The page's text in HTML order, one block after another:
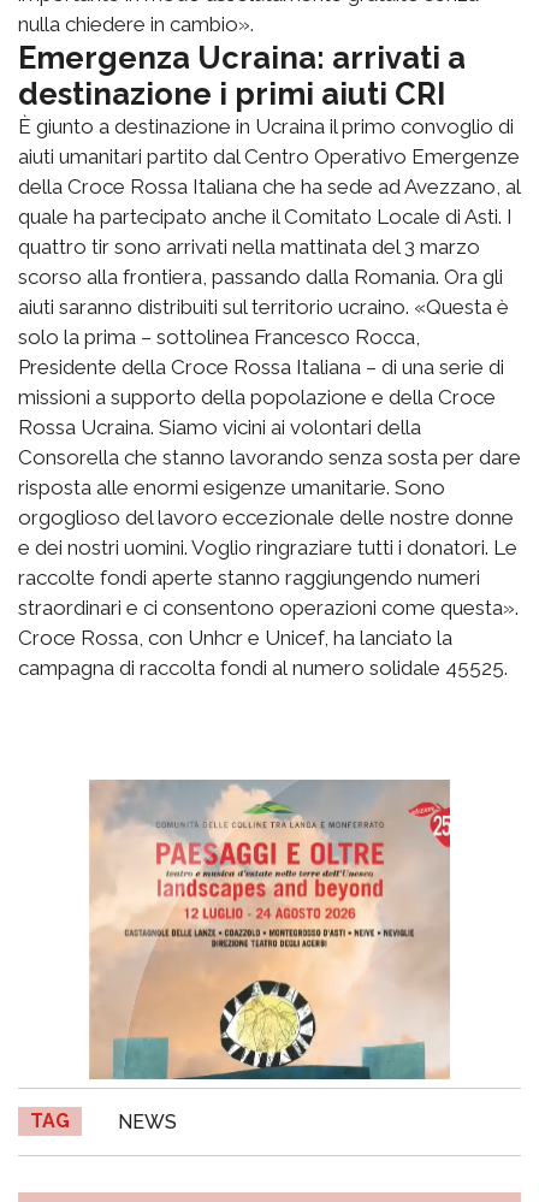
nulla chiedere in cambio».
Emergenza Ucraina: arrivati a
destinazione i primi aiuti CRI
È giunto a destinazione in Ucraina il primo convoglio di
aiuti umanitari partito dal Centro Operativo Emergenze
della Croce Rossa Italiana che ha sede ad Avezzano, al
quale ha partecipato anche il Comitato Locale di Asti. I
quattro tir sono arrivati nella mattinata del 3 marzo
scorso alla frontiera, passando dalla Romania. Ora gli
aiuti saranno distribuiti sul territorio ucraino. «Questa è
solo la prima – sottolinea Francesco Rocca,
Presidente della Croce Rossa Italiana – di una serie di
missioni a supporto della popolazione e della Croce
Rossa Ucraina. Siamo vicini ai volontari della
Consorella che stanno lavorando senza sosta per dare
risposta alle enormi esigenze umanitarie. Sono
orgoglioso del lavoro eccezionale delle nostre donne
e dei nostri uomini. Voglio ringraziare tutti i donatori. Le
raccolte fondi aperte stanno raggiungendo numeri
straordinari e ci consentono operazioni come questa».
Croce Rossa, con Unhcr e Unicef, ha lanciato la
campagna di raccolta fondi al numero solidale 45525.
TAG NEWS